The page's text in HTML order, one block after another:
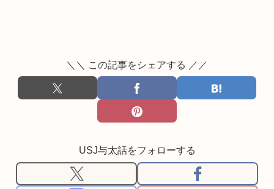
＼＼ この記事をシェアする ／／
USJ与太話をフォローする